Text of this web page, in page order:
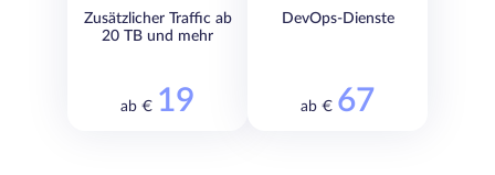
Zusätzlicher Traffic ab
20 TB und mehr
ab € 19
DevOps-Dienste
ab € 67